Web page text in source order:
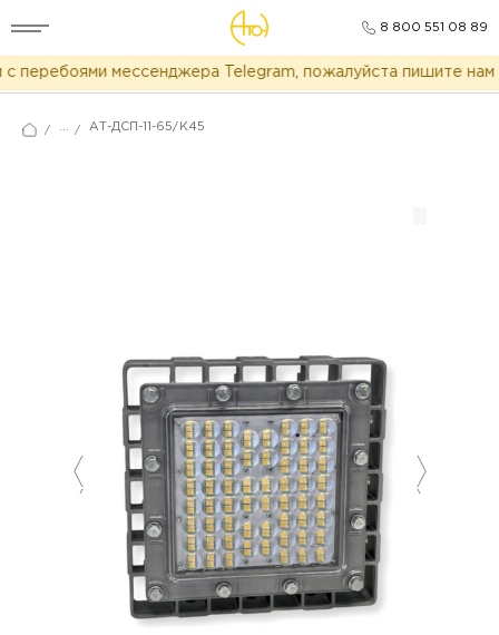
8 800 551 08 89
мессенджера Telegram, пожалуйста пишите нам в
/ ... / АТ-ДСП-11-65/К45